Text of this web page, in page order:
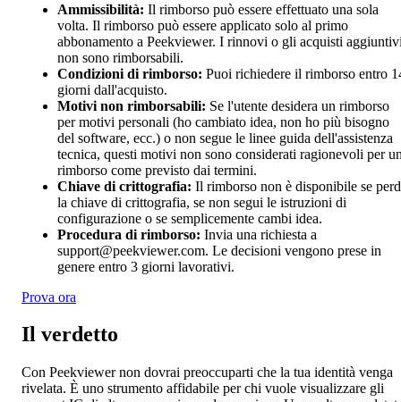
Ammissibilità: Il rimborso può essere effettuato una sola
volta. Il rimborso può essere applicato solo al primo
abbonamento a Peekviewer. I rinnovi o gli acquisti
non sono rimborsabili.
Condizioni di rimborso: Puoi richiedere il rimborso entro
giorni dall'acquisto.
Motivi non rimborsabili: Se l'utente desidera un rimborso
per motivi personali (ho cambiato idea, non ho più bisogno
del software, ecc.) o non segue le linee guida dell'assistenza
tecnica, questi motivi non sono considerati ragionevoli per
rimborso come previsto dai termini.
Chiave di crittografia: Il rimborso non è disponibile se
la chiave di crittografia, se non segui le istruzioni di
configurazione o se semplicemente cambi idea.
Procedura di rimborso: Invia una richiesta a
support@peekviewer.com. Le decisioni vengono prese in
genere entro 3 giorni lavorativi.
Prova ora
Il verdetto
Con Peekviewer non dovrai preoccuparti che la tua identità venga
rivelata. È uno strumento affidabile per chi vuole visualizzare gli